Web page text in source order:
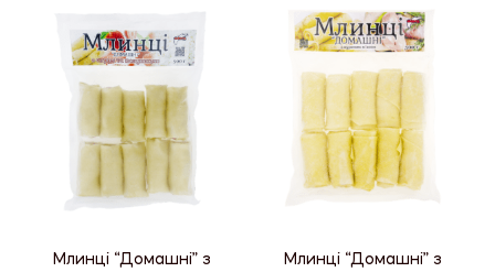
Млинці “Домашні” з
Млинці “Домашні” з